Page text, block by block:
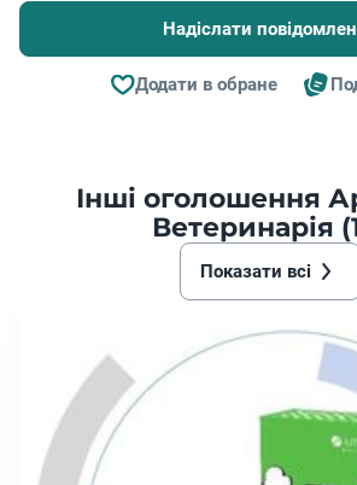
Надіслати
Додати в обране
Інші оголошення
Ветеринарія
Показати всі